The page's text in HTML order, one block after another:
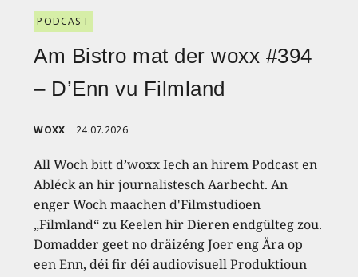
PODCAST
Am Bistro mat der woxx #394
– D’Enn vu Filmland
WOXX 24.07.2026
All Woch bitt d’woxx Iech an hirem Podcast en
Abléck an hir journalistesch Aarbecht. An
enger Woch maachen d'Filmstudioen
„Filmland“ zu Keelen hir Dieren endgülteg zou.
Domadder geet no dräizéng Joer eng Ära op
een Enn, déi fir déi audiovisuell Produktioun